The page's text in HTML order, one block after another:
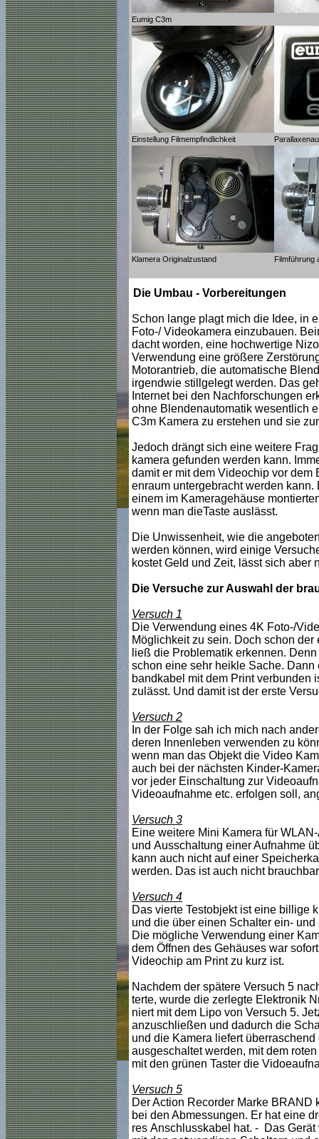
Eumig C3m
Einstellung Filmempfindlichkeit
Klamera Originalzustand Filmführung
Die Umbau - Vorbereitungen
Schon lange plagt mich die Idee, in
Foto-/ Videokamera einzubauen.
dacht worden, eine hochwertige
Verwendung eine größere
Motorantrieb, die automatische
irgendwie stillgelegt werden. Das
Internet bei den Nachforschungen
ohne Blendenautomatik wesentlich
C3m Kamera zu erstehen und sie
Jedoch drängt sich eine weitere
kamera gefunden werden kann.
damit er mit dem Videochip vor
enraum untergebracht werden
einem im Kameragehäuse
wenn man dieTaste auslässt.
Die Unwissenheit, wie die
werden können, wird einige
kostet Geld und Zeit, lässt sich aber
Die Versuche zur Auswahl der
Versuch 1
Die Verwendung eines 4K Foto-/
Möglichkeit zu sein. Doch schon
ließ die Problematik erkennen.
schon eine sehr heikle Sache.
bandkabel mit dem Print verbunden
zulässt. Und damit ist der erste
Versuch 2
In der Folge sah ich mich nach
deren Innenleben verwenden zu
wenn man das Objekt die Video
auch bei der nächsten Kinder-
vor jeder Einschaltung zur
Videoaufnahme etc. erfolgen soll,
Versuch 3
Eine weitere Mini Kamera für
und Ausschaltung einer Aufnahme
kann auch nicht auf einer
werden. Das ist auch nicht
Versuch 4
Das vierte Testobjekt ist eine billige
und die über einen Schalter ein-
Die mögliche Verwendung einer
dem Öffnen des Gehäuses war
Videochip am Print zu kurz ist.
Nachdem der spätere Versuch 5
terte, wurde die zerlegte Elektronik
niert mit dem Lipo von Versuch 5.
anzuschließen und dadurch die
und die Kamera liefert
ausgeschaltet werden, mit dem
mit den grünen Taster die
Versuch 5
Der Action Recorder Marke
bei den Abmessungen. Er hat eine
res Anschlusskabel hat. - Das